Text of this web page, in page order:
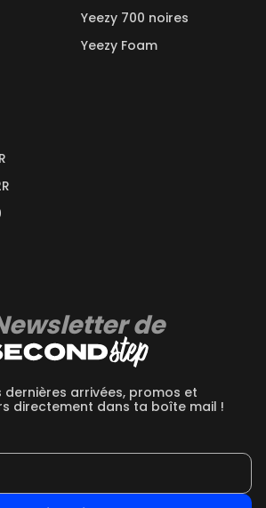
Yeezy 700 noires
Yeezy Foam
de
dernières arrivées, promos et
directement dans ta boîte mail !